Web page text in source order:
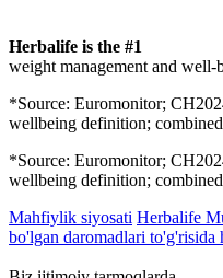
Herbalife is the #1
weight management and
*Source: Euromonitor;
wellbeing definition;
*Source: Euromonitor;
wellbeing definition;
Mahfiylik siyosati Herbalife
bo'lgan daromadlari to'g'risida